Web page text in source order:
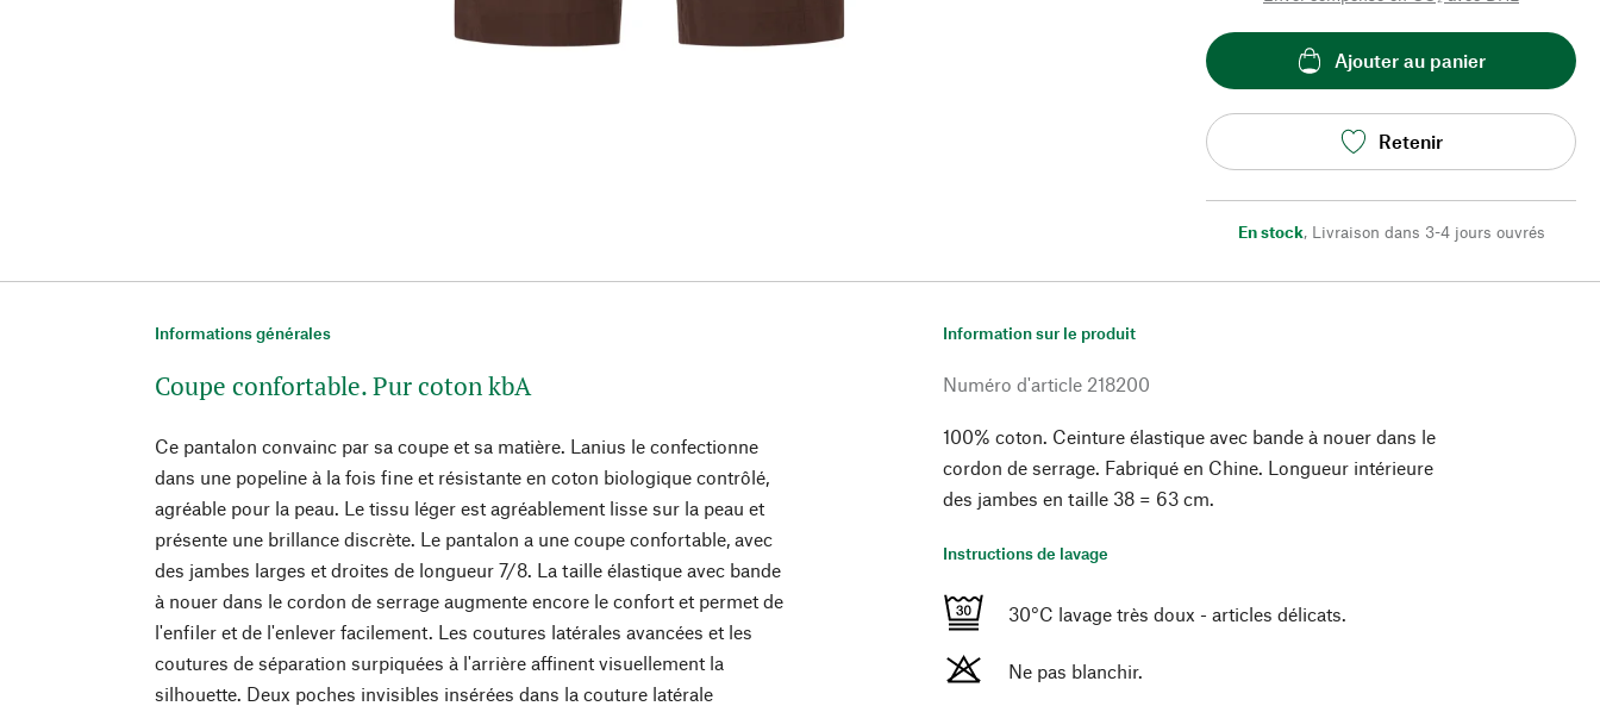
Ajouter au panier
Retenir
En stock, Livraison dans 3-4 jours ouvrés
Informations générales
Coupe confortable. Pur coton kbA
Ce pantalon convainc par sa coupe et sa matière. Lanius le confectionne
dans une popeline à la fois fine et résistante en coton biologique contrôlé,
agréable pour la peau. Le tissu léger est agréablement lisse sur la peau et
présente une brillance discrète. Le pantalon a une coupe confortable, avec
des jambes larges et droites de longueur 7/8. La taille élastique avec bande
à nouer dans le cordon de serrage augmente encore le confort et permet de
l'enfiler et de l'enlever facilement. Les coutures latérales avancées et les
coutures de séparation surpiquées à l'arrière affinent visuellement la
silhouette. Deux poches invisibles insérées dans la couture latérale
Information sur le produit
Numéro d'article 218200
100% coton. Ceinture élastique avec bande à nouer dans le
cordon de serrage. Fabriqué en Chine. Longueur intérieure
des jambes en taille 38 = 63 cm.
Instructions de lavage
30°C lavage très doux - articles délicats.
Ne pas blanchir.